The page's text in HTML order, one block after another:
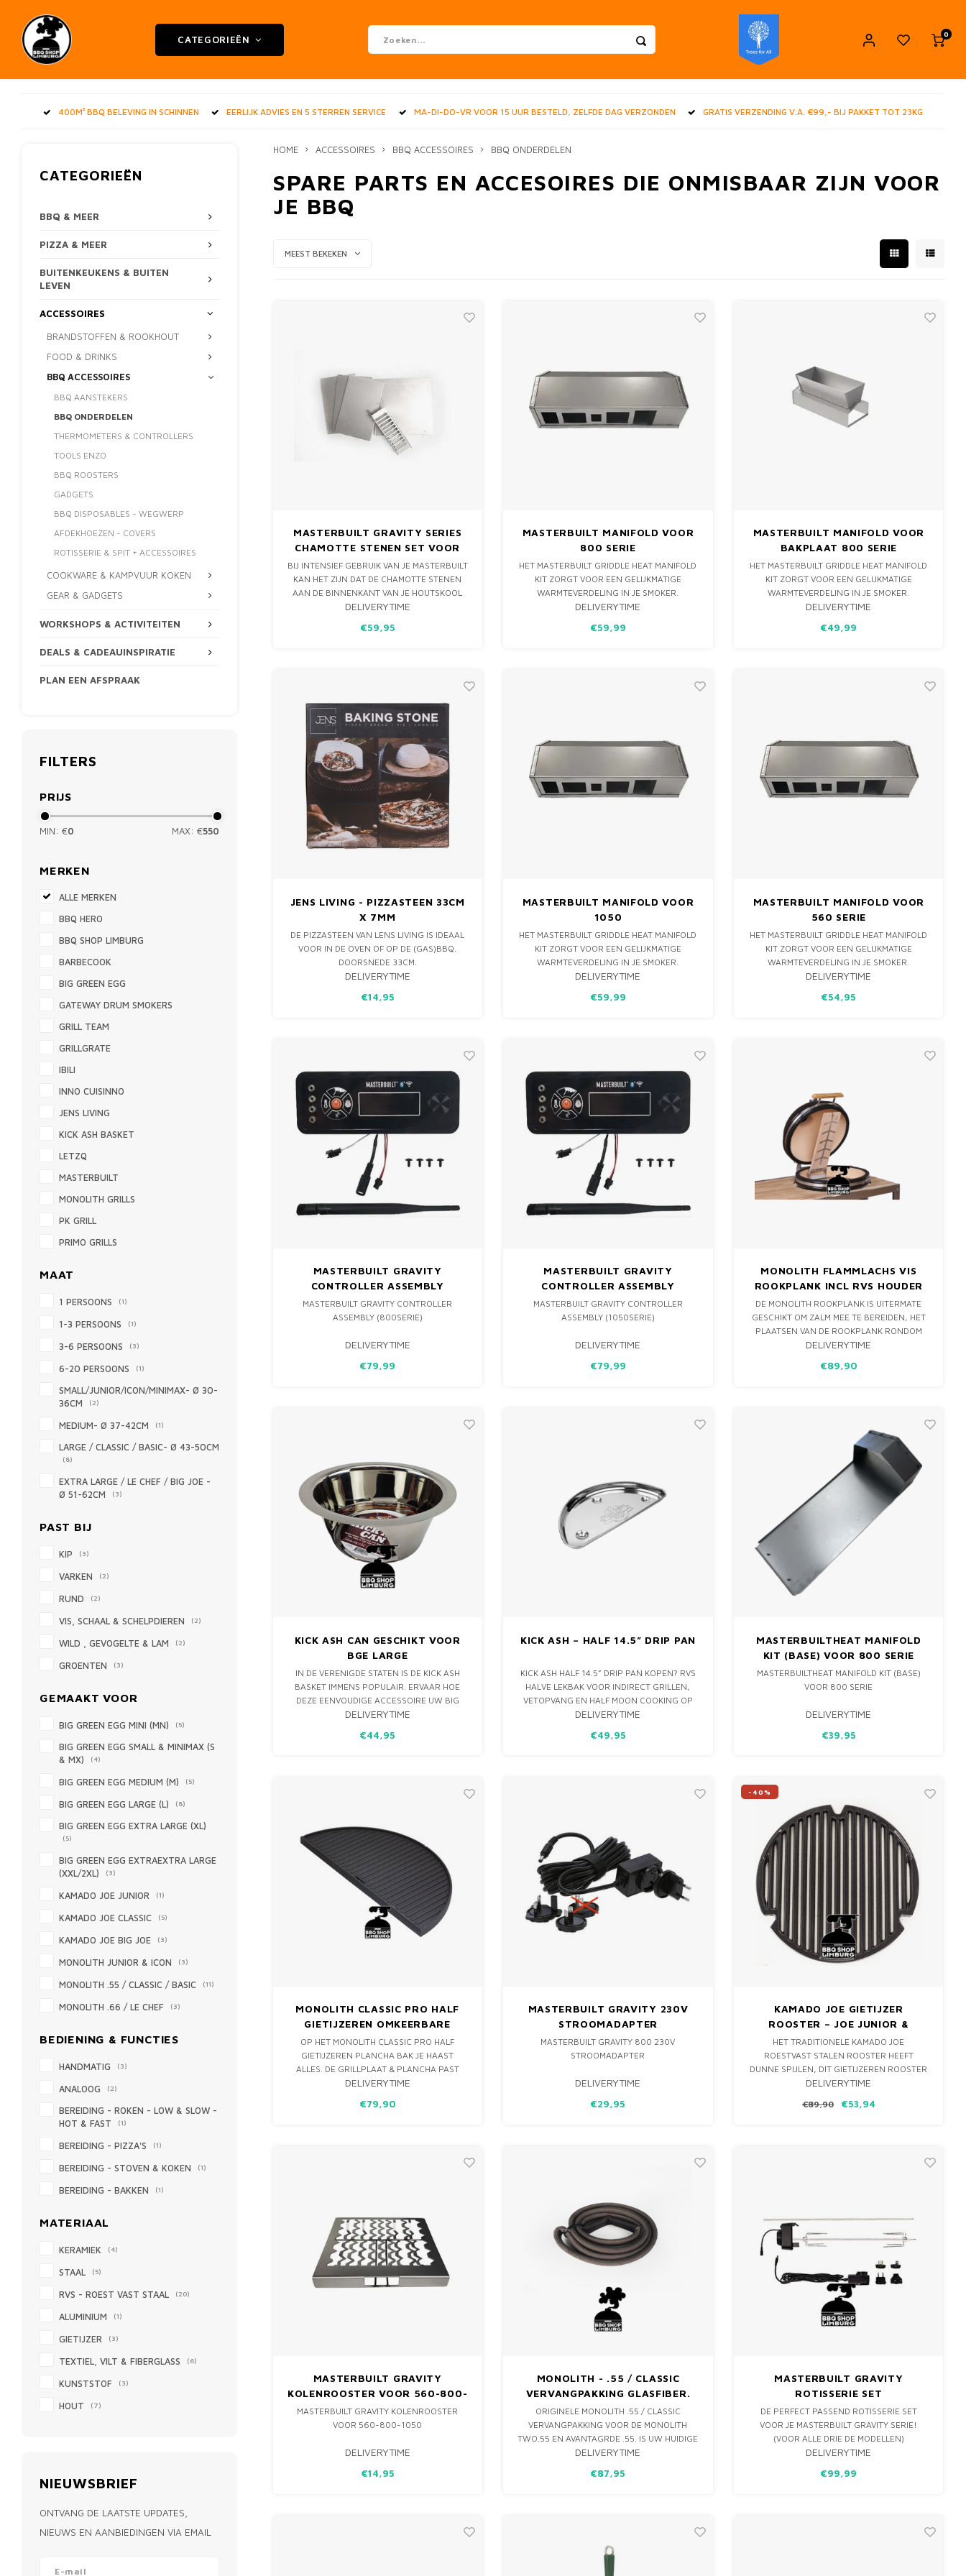
CATEGORIEËN
0
400M² BBQ BELEVING IN SCHINNEN EERLIJK ADVIES EN 5 STERREN SERVICE MA-DI-DO-VR VOOR 15 UUR BESTELD, ZELFDE DAG VERZONDEN GRATIS VERZENDING V.A. €99,- BIJ PAKKET TOT 23KG
CATEGORIEËN
BBQ & MEER
PIZZA & MEER
BUITENKEUKENS & BUITEN
LEVEN
ACCESSOIRES
BRANDSTOFFEN & ROOKHOUT
FOOD & DRINKS
BBQ ACCESSOIRES
BBQ AANSTEKERS
BBQ ONDERDELEN
THERMOMETERS & CONTROLLERS
TOOLS ENZO
BBQ ROOSTERS
GADGETS
BBQ DISPOSABLES - WEGWERP
AFDEKHOEZEN - COVERS
ROTISSERIE & SPIT + ACCESSOIRES
COOKWARE & KAMPVUUR KOKEN
GEAR & GADGETS
WORKSHOPS & ACTIVITEITEN
DEALS & CADEAUINSPIRATIE
PLAN EEN AFSPRAAK
FILTERS
PRIJS
MIN: €0 MAX: €550
MERKEN
ALLE MERKEN
BBQ HERO
BBQ SHOP LIMBURG
BARBECOOK
BIG GREEN EGG
GATEWAY DRUM SMOKERS
GRILL TEAM
GRILLGRATE
IBILI
INNO CUISINNO
JENS LIVING
KICK ASH BASKET
LETZQ
MASTERBUILT
MONOLITH GRILLS
PK GRILL
PRIMO GRILLS
MAAT
1 PERSOONS (1)
1-3 PERSOONS (1)
3-6 PERSOONS (3)
6-20 PERSOONS (1)
SMALL/JUNIOR/ICON/MINIMAX- Ø 30-
36CM
(2)
MEDIUM- Ø 37-42CM (1)
LARGE / CLASSIC / BASIC- Ø 43-50CM
(8)
EXTRA LARGE / LE CHEF / BIG JOE -
Ø 51-62CM
(3)
PAST BIJ
KIP (3)
VARKEN (2)
RUND (2)
VIS, SCHAAL & SCHELPDIEREN (2)
WILD , GEVOGELTE & LAM (2)
GROENTEN (3)
GEMAAKT VOOR
BIG GREEN EGG MINI (MN) (5)
BIG GREEN EGG SMALL & MINIMAX (S
& MX)
(4)
BIG GREEN EGG MEDIUM (M) (5)
BIG GREEN EGG LARGE (L) (8)
BIG GREEN EGG EXTRA LARGE (XL)
(5)
BIG GREEN EGG EXTRAEXTRA LARGE
(XXL/2XL)
(3)
KAMADO JOE JUNIOR (1)
KAMADO JOE CLASSIC (5)
KAMADO JOE BIG JOE (3)
MONOLITH JUNIOR & ICON (3)
MONOLITH .55 / CLASSIC / BASIC (11)
MONOLITH .66 / LE CHEF (3)
BEDIENING & FUNCTIES
HANDMATIG (3)
ANALOOG (2)
BEREIDING - ROKEN - LOW & SLOW -
HOT & FAST
(1)
BEREIDING - PIZZA'S (1)
BEREIDING - STOVEN & KOKEN (1)
BEREIDING - BAKKEN (1)
MATERIAAL
KERAMIEK (4)
STAAL (5)
RVS - ROEST VAST STAAL (20)
ALUMINIUM (1)
GIETIJZER (3)
TEXTIEL, VILT & FIBERGLASS (6)
KUNSTSTOF (3)
HOUT (7)
NIEUWSBRIEF
ONTVANG DE LAATSTE UPDATES,
NIEUWS EN AANBIEDINGEN VIA EMAIL
HOME ACCESSOIRES BBQ ACCESSOIRES BBQ ONDERDELEN
SPARE PARTS EN ACCESOIRES DIE ONMISBAAR ZIJN VOOR
JE BBQ
MEEST BEKEKEN
MASTERBUILT GRAVITY SERIES
CHAMOTTE STENEN SET VOOR
560/800/1050
BIJ INTENSIEF GEBRUIK VAN JE MASTERBUILT
KAN HET ZIJN DAT DE CHAMOTTE STENEN
AAN DE BINNENKANT VAN JE HOUTSKOOL
HOPPER VERSLETEN ZIJN. MET DEZE SET
VERVANGEN EN JE MASTERBUILT GAAT
DELIVERYTIME
€59,95
MASTERBUILT MANIFOLD VOOR
800 SERIE
HET MASTERBUILT GRIDDLE HEAT MANIFOLD
KIT ZORGT VOOR EEN GELIJKMATIGE
WARMTEVERDELING IN JE SMOKER.
GESCHIKT VOOR MASTERBUILT 800
RESULTATEN.
DELIVERYTIME
€59,99
MASTERBUILT MANIFOLD VOOR
BAKPLAAT 800 SERIE
HET MASTERBUILT GRIDDLE HEAT MANIFOLD
KIT ZORGT VOOR EEN GELIJKMATIGE
WARMTEVERDELING IN JE SMOKER.
GESCHIKT VOOR MASTERBUILT 800
RESULTATEN.
DELIVERYTIME
€49,99
JENS LIVING - PIZZASTEEN 33CM
X 7MM
DE PIZZASTEEN VAN LENS LIVING IS IDEAAL
VOOR IN DE OVEN OF OP DE (GAS)BBQ.
DOORSNEDE 33CM.
DELIVERYTIME
€14,95
MASTERBUILT MANIFOLD VOOR
1050
HET MASTERBUILT GRIDDLE HEAT MANIFOLD
KIT ZORGT VOOR EEN GELIJKMATIGE
WARMTEVERDELING IN JE SMOKER.
GESCHIKT VOOR MASTERBUILT 1050
RESULTATEN.
DELIVERYTIME
€59,99
MASTERBUILT MANIFOLD VOOR
560 SERIE
HET MASTERBUILT GRIDDLE HEAT MANIFOLD
KIT ZORGT VOOR EEN GELIJKMATIGE
WARMTEVERDELING IN JE SMOKER.
GESCHIKT VOOR MASTERBUILT 560
RESULTATEN.
DELIVERYTIME
€54,95
MASTERBUILT GRAVITY
CONTROLLER ASSEMBLY
(800SERIE)
MASTERBUILT GRAVITY CONTROLLER
ASSEMBLY (800SERIE)
DELIVERYTIME
€79,99
MASTERBUILT GRAVITY
CONTROLLER ASSEMBLY
(1050SERIE)
MASTERBUILT GRAVITY CONTROLLER
ASSEMBLY (1050SERIE)
DELIVERYTIME
€79,99
MONOLITH FLAMMLACHS VIS
ROOKPLANK INCL RVS HOUDER
DE MONOLITH ROOKPLANK IS UITERMATE
GESCHIKT OM ZALM MEE TE BEREIDEN, HET
PLAATSEN VAN DE ROOKPLANK RONDOM
EEN VUUR IS EEN EEUWEN OUDE MANIER
DELIVERYTIME
€89,90
KICK ASH CAN GESCHIKT VOOR
BGE LARGE
IN DE VERENIGDE STATEN IS DE KICK ASH
BASKET IMMENS POPULAIR. ERVAAR HOE
DEZE EENVOUDIGE ACCESSOIRE UW BIG
GREEN EGG, KAMADO JOE, BLACK
KAMADO GRILL VARIANT, ZAL VERHOGEN
DELIVERYTIME
€44,95
KICK ASH – HALF 14.5” DRIP PAN
KICK ASH HALF 14.5” DRIP PAN KOPEN? RVS
HALVE LEKBAK VOOR INDIRECT GRILLEN,
VETOPVANG EN HALF MOON COOKING OP
LARGE / 21” KAMADO BBQ’S ZOALS BIG
CLASSIC.
DELIVERYTIME
€49,95
MASTERBUILTHEAT MANIFOLD
KIT (BASE) VOOR 800 SERIE
MASTERBUILTHEAT MANIFOLD KIT (BASE)
VOOR 800 SERIE
DELIVERYTIME
€39,95
MONOLITH CLASSIC PRO HALF
GIETIJZEREN OMKEERBARE
PLANCHA SRS
OP HET MONOLITH CLASSIC PRO HALF
GIETIJZEREN PLANCHA BAK JE HAAST
ALLES. DE GRILLPLAAT & PLANCHA PAST
PERFECT OP HET PRO SERIES SMART
DELIVERYTIME
€79,90
MASTERBUILT GRAVITY 230V
STROOMADAPTER
MASTERBUILT GRAVITY 800 230V
STROOMADAPTER
DELIVERYTIME
€29,95
-40%
KAMADO JOE GIETIJZER
ROOSTER – JOE JUNIOR &
CLASSIC
HET TRADITIONELE KAMADO JOE
ROESTVAST STALEN ROOSTER HEEFT
DUNNE SPIJLEN, DIT GIETIJZEREN ROOSTER
VOOR DE JOE JUNIOR & CLASSIC SLAAT DE
GRILL-MARKS.
DELIVERYTIME
€89,90 €53,94
MASTERBUILT GRAVITY
KOLENROOSTER VOOR 560-800-
1050
MASTERBUILT GRAVITY KOLENROOSTER
VOOR 560-800-1050
DELIVERYTIME
€14,95
MONOLITH - .55 / CLASSIC
VERVANGPAKKING GLASFIBER.
ORIGINELE MONOLITH .55 / CLASSIC
VERVANGPAKKING VOOR DE MONOLITH
TWO.55 EN AVANTAGRDE .55. IS UW HUIDIGE
PAKKING VERSLETEN EN TOE AAN
MONOLITH IS EENVOUDIG ZELF AAN TE
DELIVERYTIME
€87,95
MASTERBUILT GRAVITY
ROTISSERIE SET
DE PERFECT PASSEND ROTISSERIE SET
VOOR JE MASTERBUILT GRAVITY SERIE!
(VOOR ALLE DRIE DE MODELLEN)
DELIVERYTIME
€99,99